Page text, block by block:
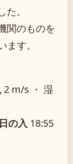
。
関のものを
す。
2 m/s ・ 湿
日の入 18:55